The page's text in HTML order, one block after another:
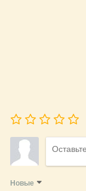
Новые